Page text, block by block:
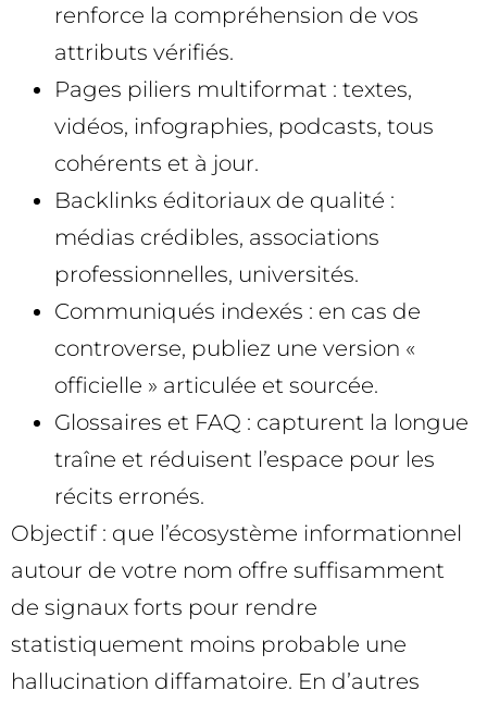
renforce la compréhension de vos
attributs vérifiés.
Pages piliers multiformat : textes,
vidéos, infographies, podcasts, tous
cohérents et à jour.
Backlinks éditoriaux de qualité :
médias crédibles, associations
professionnelles, universités.
Communiqués indexés : en cas de
controverse, publiez une version «
officielle » articulée et sourcée.
Glossaires et FAQ : capturent la longue
traîne et réduisent l’espace pour les
récits erronés.
Objectif : que l’écosystème informationnel
autour de votre nom offre suffisamment
de signaux forts pour rendre
statistiquement moins probable une
hallucination diffamatoire. En d’autres